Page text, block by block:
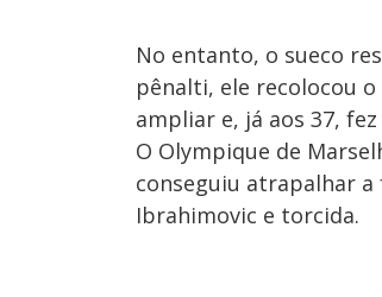
No entanto, o sueco
pênalti, ele recolocou o
ampliar e, já aos 37,
O Olympique de
conseguiu atrapalhar
Ibrahimovic e torcida.